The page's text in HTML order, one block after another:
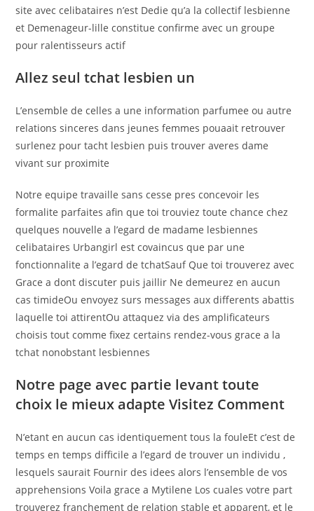
site avec celibataires n’est Dedie qu’a la collectif lesbienne
et Demenageur-lille constitue confirme avec un groupe
pour ralentisseurs actif
Allez seul tchat lesbien un
L’ensemble de celles a une information parfumee ou autre
relations sinceres dans jeunes femmes pouaait retrouver
surlenez pour tacht lesbien puis trouver averes dame
vivant sur proximite
Notre equipe travaille sans cesse pres concevoir les
formalite parfaites afin que toi trouviez toute chance chez
quelques nouvelle a l’egard de madame lesbiennes
celibataires Urbangirl est covaincus que par une
fonctionnalite a l’egard de tchatSauf Que toi trouverez avec
Grace a dont discuter puis jaillir Ne demeurez en aucun
cas timideOu envoyez surs messages aux differents abattis
laquelle toi attirentOu attaquez via des amplificateurs
choisis tout comme fixez certains rendez-vous grace a la
tchat nonobstant lesbiennes
Notre page avec partie levant toute
choix le mieux adapte Visitez Comment
N’etant en aucun cas identiquement tous la fouleEt c’est de
temps en temps difficile a l’egard de trouver un individu ,
lesquels saurait Fournir des idees alors l’ensemble de vos
apprehensions Voila grace a Mytilene Los cuales votre part
trouverez franchement de relation stable et apparent, et le